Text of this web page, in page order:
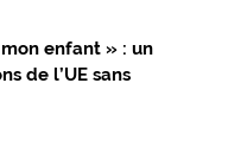
enfant » : un
de l’UE sans